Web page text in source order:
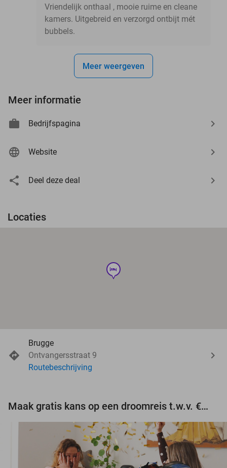
Vriendelijk onthaal , mooie ruime en cleane
kamers. Uitgebreid en verzorgd ontbijt mét
bubbels.
Meer weergeven
Meer informatie
Bedrijfspagina
Website
Deel deze deal
Locaties
hotel
Brugge
Ontvangersstraat 9
Routebeschrijving
Maak gratis kans op een droomreis t.w.v. €3.000!